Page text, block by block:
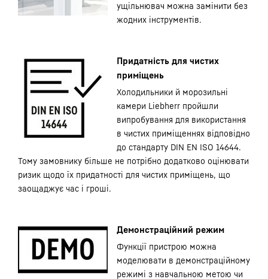
ущільнювач можна замінити без
жодних інструментів.
Придатність для чистих
приміщень
Холодильники й морозильні
камери Liebherr пройшли
випробування для використання
в чистих приміщеннях відповідно
до стандарту DIN EN ISO 14644.
Тому замовнику більше не потрібно додатково оцінювати
ризик щодо їх придатності для чистих приміщень, що
заощаджує час і гроші.
Демонстраційний режим
Функції пристрою можна
моделювати в демонстраційному
режимі з навчальною метою чи